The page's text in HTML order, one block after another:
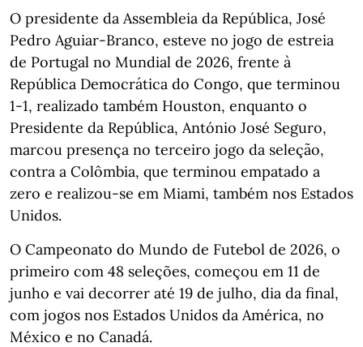
O presidente da Assembleia da República, José
Pedro Aguiar-Branco, esteve no jogo de estreia
de Portugal no Mundial de 2026, frente à
República Democrática do Congo, que terminou
1-1, realizado também Houston, enquanto o
Presidente da República, António José Seguro,
marcou presença no terceiro jogo da seleção,
contra a Colômbia, que terminou empatado a
zero e realizou-se em Miami, também nos Estados
Unidos.
O Campeonato do Mundo de Futebol de 2026, o
primeiro com 48 seleções, começou em 11 de
junho e vai decorrer até 19 de julho, dia da final,
com jogos nos Estados Unidos da América, no
México e no Canadá.